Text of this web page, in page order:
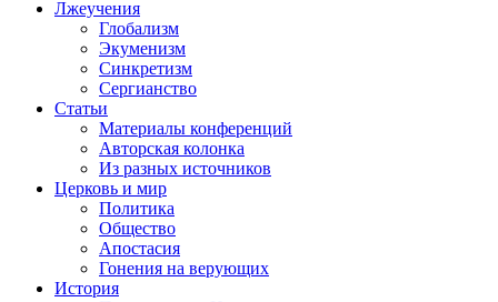
Лжеучения
Глобализм
Экуменизм
Синкретизм
Сергианство
Статьи
Материалы конференций
Авторская колонка
Из разных источников
Церковь и мир
Политика
Общество
Апостасия
Гонения на верующих
История